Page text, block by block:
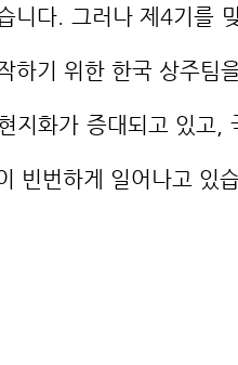
니다. 그러나 제4기를
하기 위한 한국 상주팀
지화가 증대되고 있고,
빈번하게 일어나고 있